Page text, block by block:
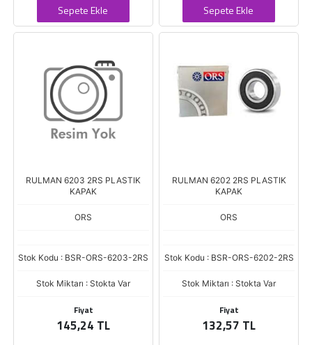
Sepete Ekle Sepete Ekle
RULMAN 6203 2RS PLASTIK
KAPAK
ORS
Stok Kodu : BSR-ORS-6203-2RS
Stok Miktarı : Stokta Var
Fiyat
145,24 TL
RULMAN 6202 2RS PLASTIK
KAPAK
ORS
Stok Kodu : BSR-ORS-6202-2RS
Stok Miktarı : Stokta Var
Fiyat
132,57 TL